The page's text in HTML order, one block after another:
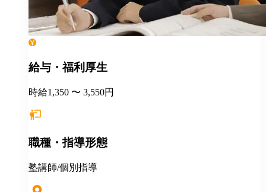
給与・福利厚生
時給1,350 〜 3,550円
職種・指導形態
塾講師/個別指導